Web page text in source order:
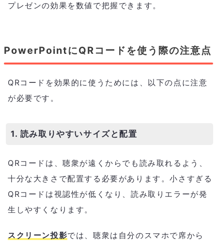
プレゼンの効果を数値で把握できます。
PowerPointにQRコードを使う際の注意点
QRコードを効果的に使うためには、以下の点に注意
が必要です。
1. 読み取りやすいサイズと配置
QRコードは、聴衆が遠くからでも読み取れるよう、
十分な大きさで配置する必要があります。小さすぎる
QRコードは視認性が低くなり、読み取りエラーが発
生しやすくなります。
スクリーン投影では、聴衆は自分のスマホで席から